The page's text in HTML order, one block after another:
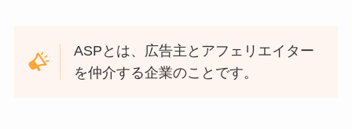
ASPとは、広告主とアフェリエイター
を仲介する企業のことです。